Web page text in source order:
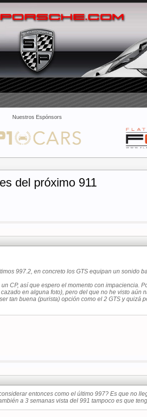
Nuestros Espónsors
del próximo 911
997.2, en concreto los GTS equipan un sonido
CP, así que espero el momento con impaciencia.
en alguna foto), pero del que no he visto aún
tan buena (purista) opción como el 2 GTS y quizá
entonces como el último 997? Es que no
a 3 semanas vista del 991 tampoco es que